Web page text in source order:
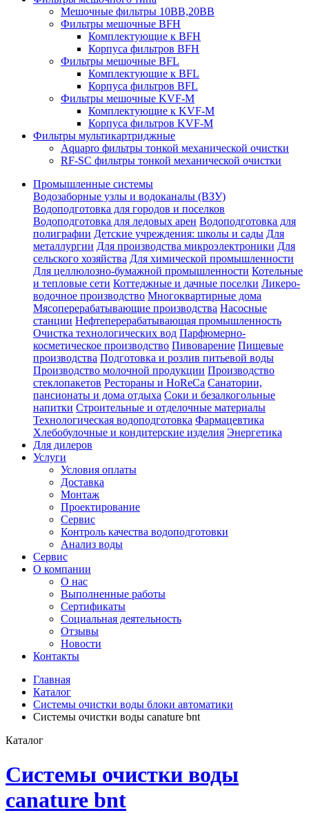
Мешочные фильтры 10ВВ,20ВВ
Фильтры мешочные BFH
Комплектующие к BFH
Корпуса фильтров BFH
Фильтры мешочные BFL
Комплектующие к BFL
Корпуса фильтров BFL
Фильтры мешочные KVF-M
Комплектующие к KVF-M
Корпуса фильтров KVF-M
Фильтры мультикартриджные
Aquapro фильтры тонкой механической очистки
RF-SC фильтры тонкой механической очистки
Промышленные системы
Водозаборные узлы и водоканалы (ВЗУ)
Водоподготовка для городов и поселков
Водоподготовка для ледовых арен Водоподготовка для
полиграфии Детские учреждения: школы и сады Для
металлургии Для производства микроэлектроники Для
сельского хозяйства Для химической промышленности
Для целлюлозно-бумажной промышленности Котельные
и тепловые сети Коттеджные и дачные поселки Ликеро-
водочное производство Многоквартирные дома
Мясоперерабатывающие производства Насосные
станции Нефтеперерабатывающая промышленность
Очистка технологических вод Парфюмерно-
косметическое производство Пивоварение Пищевые
производства Подготовка и розлив питьевой воды
Производство молочной продукции Производство
стеклопакетов Рестораны и HoReCa Санатории,
пансионаты и дома отдыха Соки и безалкогольные
напитки Строительные и отделочные материалы
Технологическая водоподготовка Фармацевтика
Хлебобулочные и кондитерские изделия Энергетика
Для дилеров
Услуги
Условия оплаты
Доставка
Монтаж
Проектирование
Сервис
Контроль качества водоподготовки
Анализ воды
Сервис
О компании
О нас
Выполненные работы
Сертификаты
Социальная деятельность
Отзывы
Новости
Контакты
Главная
Каталог
Системы очистки воды блоки автоматики
Системы очистки воды сanature bnt
Каталог
Системы очистки воды
сanature bnt